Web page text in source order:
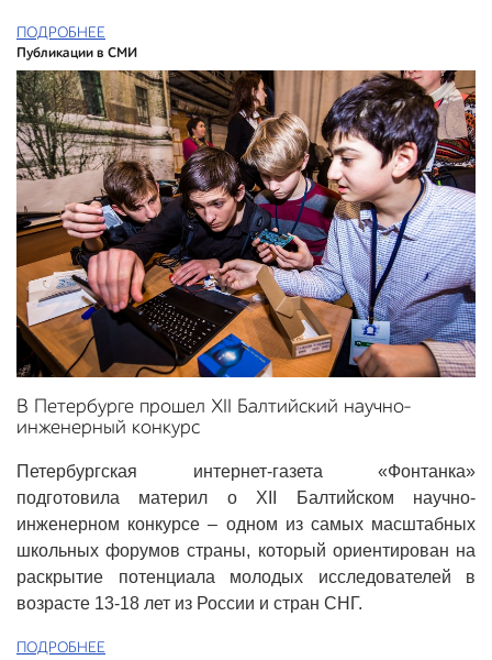
ПОДРОБНЕЕ
Публикации в СМИ
В Петербурге прошел XII Балтийский научно-
инженерный конкурс
Петербургская интернет-газета «Фонтанка»
подготовила материл о XII Балтийском научно-
инженерном конкурсе – одном из самых масштабных
школьных форумов страны, который ориентирован на
раскрытие потенциала молодых исследователей в
возрасте 13-18 лет из России и стран СНГ.
ПОДРОБНЕЕ